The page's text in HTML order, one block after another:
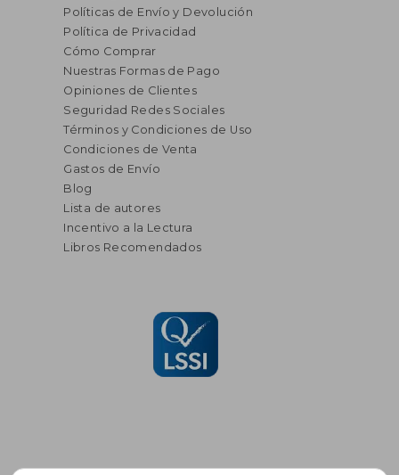
Políticas de Envío y Devolución
Política de Privacidad
Cómo Comprar
Nuestras Formas de Pago
Opiniones de Clientes
Seguridad Redes Sociales
Términos y Condiciones de Uso
Condiciones de Venta
Gastos de Envío
Blog
Lista de autores
Incentivo a la Lectura
Libros Recomendados